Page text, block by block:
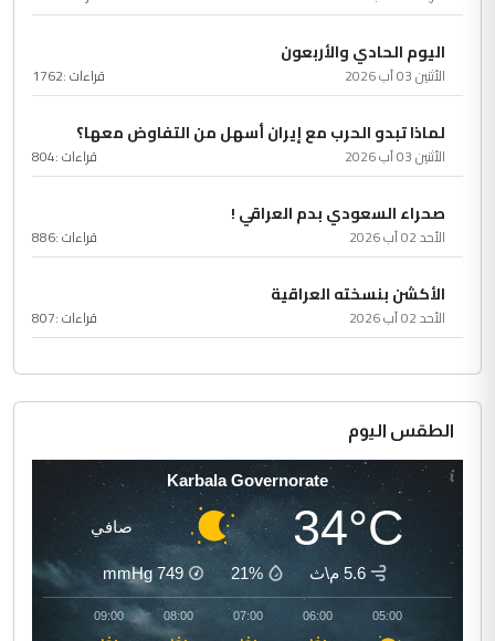
اليوم الحادي والأربعون
الأثنين 03 آب 2026 قراءات :1762
لماذا تبدو الحرب مع إيران أسهل من التفاوض معها؟
الأثنين 03 آب 2026 قراءات :804
صحراء السعودي بدم العراقي !
الأحد 02 آب 2026 قراءات :886
الأكشن بنسخته العراقية
الأحد 02 آب 2026 قراءات :807
الطقس اليوم
Karbala Governorate
34°C صافي
5.6 م\ث 21%
749
mmHg
05:00
06:00
07:00
08:00
09:00